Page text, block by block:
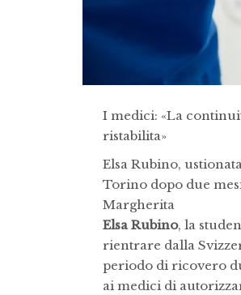
I medici: «La
ristabilita»
Elsa Rubino,
Torino dopo due
Margherita
Elsa Rubino, la
rientrare dalla
periodo di ricovero
ai medici di